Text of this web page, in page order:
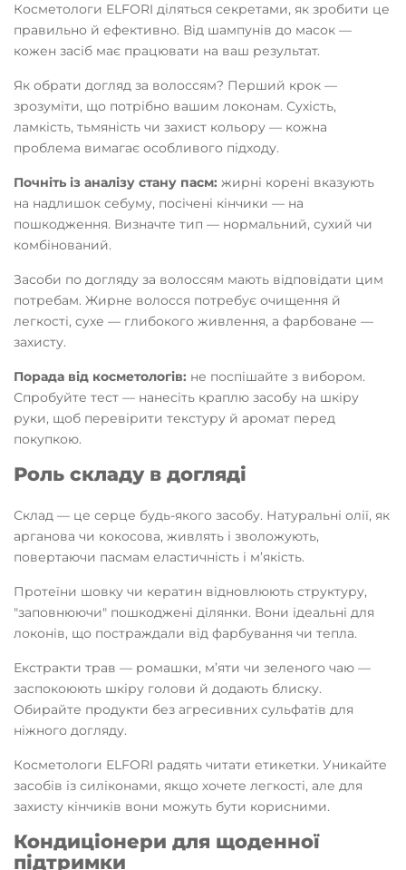
Косметологи ELFORI діляться секретами, як зробити це
правильно й ефективно. Від шампунів до масок —
кожен засіб має працювати на ваш результат.
Як обрати догляд за волоссям? Перший крок —
зрозуміти, що потрібно вашим локонам. Сухість,
ламкість, тьмяність чи захист кольору — кожна
проблема вимагає особливого підходу.
Почніть із аналізу стану пасм: жирні корені вказують
на надлишок себуму, посічені кінчики — на
пошкодження. Визначте тип — нормальний, сухий чи
комбінований.
Засоби по догляду за волоссям мають відповідати цим
потребам. Жирне волосся потребує очищення й
легкості, сухе — глибокого живлення, а фарбоване —
захисту.
Порада від косметологів: не поспішайте з вибором.
Спробуйте тест — нанесіть краплю засобу на шкіру
руки, щоб перевірити текстуру й аромат перед
покупкою.
Роль складу в догляді
Склад — це серце будь-якого засобу. Натуральні олії, як
арганова чи кокосова, живлять і зволожують,
повертаючи пасмам еластичність і м’якість.
Протеїни шовку чи кератин відновлюють структуру,
"заповнюючи" пошкоджені ділянки. Вони ідеальні для
локонів, що постраждали від фарбування чи тепла.
Екстракти трав — ромашки, м’яти чи зеленого чаю —
заспокоюють шкіру голови й додають блиску.
Обирайте продукти без агресивних сульфатів для
ніжного догляду.
Косметологи ELFORI радять читати етикетки. Уникайте
засобів із силіконами, якщо хочете легкості, але для
захисту кінчиків вони можуть бути корисними.
Кондиціонери для щоденної
підтримки